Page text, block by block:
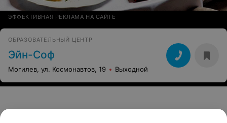
ЭФФЕКТИВНАЯ РЕКЛАМА НА САЙТЕ
ОБРАЗОВАТЕЛЬНЫЙ ЦЕНТР
Эйн-Соф
Могилев, ул. Космонавтов, 19 Выходной